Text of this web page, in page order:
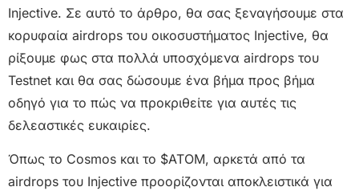
Injective. Σε αυτό το άρθρο, θα σας ξεναγήσουμε στα
κορυφαία airdrops του οικοσυστήματος Injective, θα
ρίξουμε φως στα πολλά υποσχόμενα airdrops του
Testnet και θα σας δώσουμε ένα βήμα προς βήμα
οδηγό για το πώς να προκριθείτε για αυτές τις
δελεαστικές ευκαιρίες.
Όπως το Cosmos και το $ATOM, αρκετά από τα
airdrops του Injective προορίζονται αποκλειστικά για